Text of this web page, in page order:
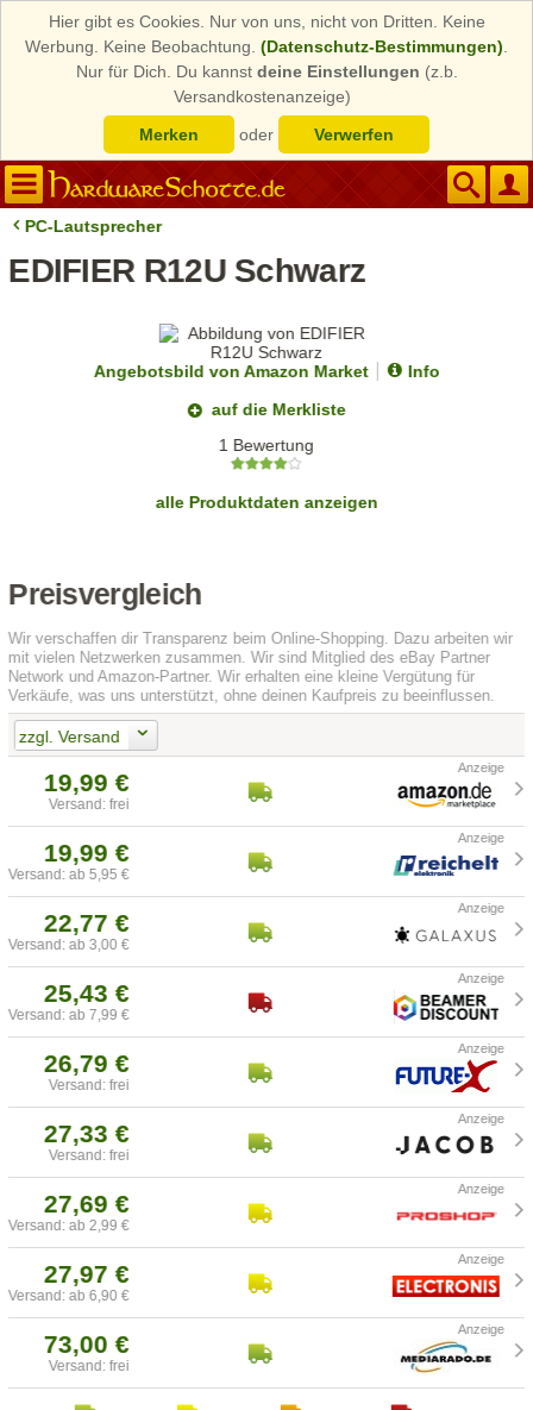
Hier gibt es Cookies. Nur von uns, nicht von Dritten. Keine
Werbung. Keine Beobachtung. (Datenschutz-Bestimmungen)
Nur für Dich. Du kannst deine Einstellungen (z.b.
Versandkostenanzeige)
Merken
oder Verwerfen
PC-Lautsprecher
EDIFIER R12U Schwarz
Angebotsbild von Amazon Market
Info
auf die Merkliste
1 Bewertung
alle Produktdaten anzeigen
Preisvergleich
Wir verschaffen dir Transparenz beim Online-Shopping. Dazu arbeiten wir
mit vielen Netzwerken zusammen. Wir sind Mitglied des eBay Partner
Network und Amazon-Partner. Wir erhalten eine kleine Vergütung für
Verkäufe, was uns unterstützt, ohne deinen Kaufpreis zu beeinflussen.
zzgl. Versand
19,99 €
Versand: frei
19,99 €
Versand: ab 5,95 €
22,77 €
Versand: ab 3,00 €
25,43 €
Versand: ab 7,99 €
26,79 €
Versand: frei
27,33 €
Versand: frei
27,69 €
Versand: ab 2,99 €
27,97 €
Versand: ab 6,90 €
73,00 €
Versand: frei